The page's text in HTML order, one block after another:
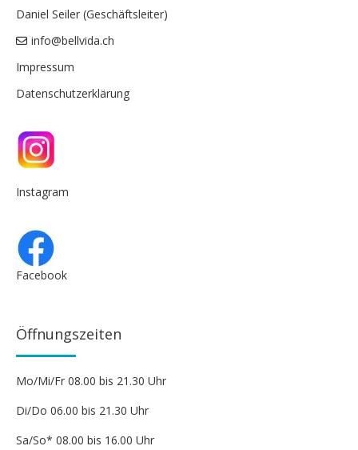
Daniel Seiler (Geschäftsleiter)
info@bellvida.ch
Impressum
Datenschutzerklärung
Instagram
Facebook
Öffnungszeiten
Mo/Mi/Fr 08.00 bis 21.30 Uhr
Di/Do 06.00 bis 21.30 Uhr
Sa/So* 08.00 bis 16.00 Uhr